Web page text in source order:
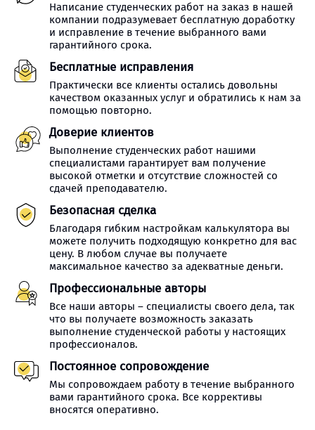
Написание студенческих работ на заказ в нашей
компании подразумевает бесплатную доработку
и исправление в течение выбранного вами
гарантийного срока.
Бесплатные исправления
Практически все клиенты остались довольны
качеством оказанных услуг и обратились к нам за
помощью повторно.
Доверие клиентов
Выполнение студенческих работ нашими
специалистами гарантирует вам получение
высокой отметки и отсутствие сложностей со
сдачей преподавателю.
Безопасная сделка
Благодаря гибким настройкам калькулятора вы
можете получить подходящую конкретно для вас
цену. В любом случае вы получаете
максимальное качество за адекватные деньги.
Профессиональные авторы
Все наши авторы – специалисты своего дела, так
что вы получаете возможность заказать
выполнение студенческой работы у настоящих
профессионалов.
Постоянное сопровождение
Мы сопровождаем работу в течение выбранного
вами гарантийного срока. Все коррективы
вносятся оперативно.